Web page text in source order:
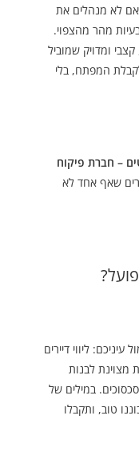
אם לא מנהלים את
מהר מהצפוי.
ומדויק שמוביל
המפתח, בלי
– חברת פיקוח
שאף אחד לא
ליווי דיירים
מצוינת לבנות
במילים של
טוב, ותקבלו